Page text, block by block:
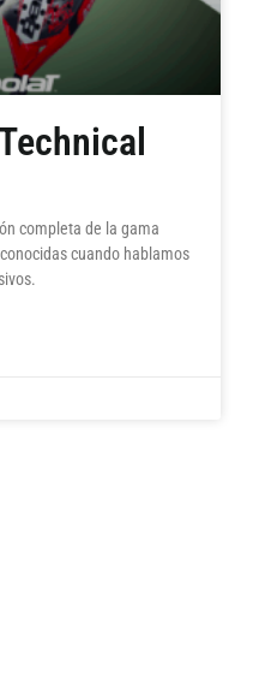
completa de la gama
cuando hablamos